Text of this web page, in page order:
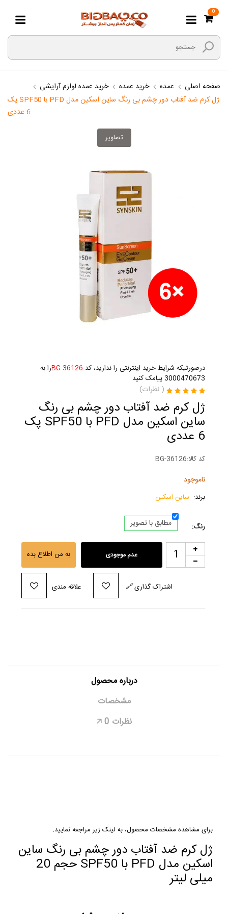
0
صفحه اصلی عمده خرید عمده
خرید عمده لوازم آرایشی
ژل کرم ضد آفتاب دور چشم بی رنگ ساین اسکین مدل PFD با SPF50 پک
6 عددی
تصاویر
درصورتیکه شرایط خرید اینترنتی را ندارید، کد BG-36126را به
3000470673 پیامک کنید
( نظرات)
ژل کرم ضد آفتاب دور چشم بی رنگ
ساین اسکین مدل PFD با SPF50 پک
6 عددی
کد کالا:BG-36126
ناموجود
برند: ساین اسکین
رنگ: مطابق با تصویر
عدم موجودی به من اطلاع بده
علاقه مندی 🔗اشتراک گذاری
درباره محصول
مشخصات
نظرات 0
🡥
برای مشاهده مشخصات محصول، به لینک زیر مراجعه نمایید.
ژل کرم ضد آفتاب دور چشم بی رنگ ساین
اسکین مدل PFD با SPF50 حجم 20
میلی لیتر